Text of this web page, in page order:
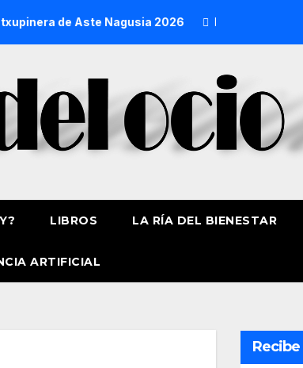
Nagusia 2026 La Procesión Náutica de la
LIBROS LA RÍA DEL BIENESTAR
ARTIFICIAL